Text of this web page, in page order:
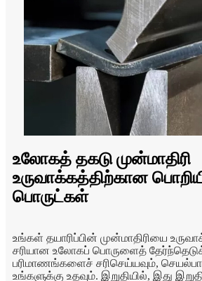
உலோகத் தகடு முன்மாதிரி
உருவாக்கத்திற்கான
பொருட்கள்
உங்கள் தயாரிப்பின் முன்மாதிரியை
சரியான உலோகப் பொருளைத்
பரிமாணங்களைச் சரிசெய்யவும்,
உங்களுக்கு உதவும். இறுதியில், இது